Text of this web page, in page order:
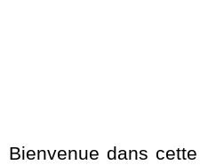
Bienvenue dans